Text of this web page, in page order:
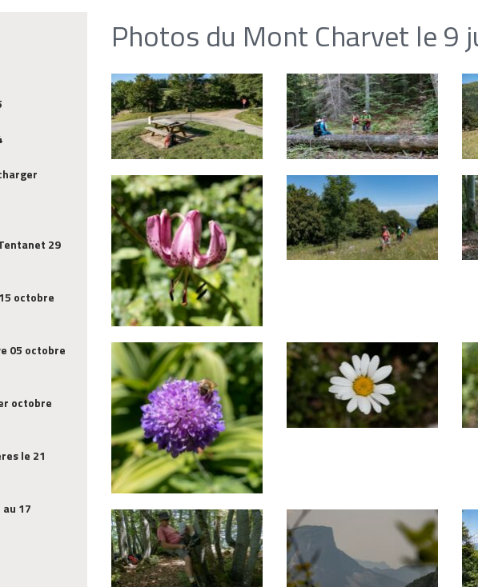
29
octobre
05 octobre
octobre
le 21
17
Photos du Mont Charvet le 9